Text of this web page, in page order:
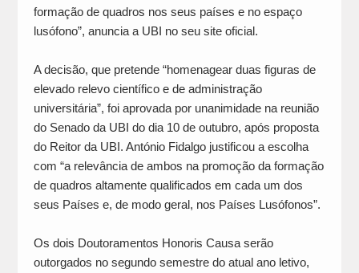
formação de quadros nos seus países e no espaço
lusófono”, anuncia a UBI no seu site oficial.
A decisão, que pretende “homenagear duas figuras de
elevado relevo científico e de administração
universitária”, foi aprovada por unanimidade na reunião
do Senado da UBI do dia 10 de outubro, após proposta
do Reitor da UBI. António Fidalgo justificou a escolha
com “a relevância de ambos na promoção da formação
de quadros altamente qualificados em cada um dos
seus Países e, de modo geral, nos Países Lusófonos”.
Os dois Doutoramentos Honoris Causa serão
outorgados no segundo semestre do atual ano letivo,